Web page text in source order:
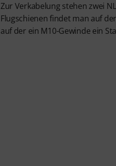
Zur Verkabelung stehen zwei
Flugschienen findet man auf
auf der ein M10-Gewinde ein